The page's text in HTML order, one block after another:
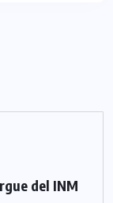
del INM